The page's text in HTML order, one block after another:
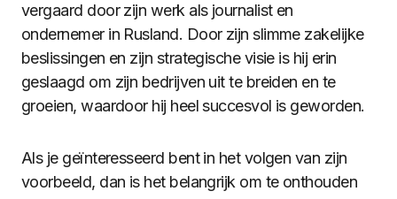
vergaard door zijn werk als journalist en
ondernemer in Rusland. Door zijn slimme zakelijke
beslissingen en zijn strategische visie is hij erin
geslaagd om zijn bedrijven uit te breiden en te
groeien, waardoor hij heel succesvol is geworden.
Als je geïnteresseerd bent in het volgen van zijn
voorbeeld, dan is het belangrijk om te onthouden